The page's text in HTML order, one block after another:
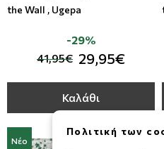
the Wall , Ugepa
41,95€ 29,95€
-29%
Καλάθι
Νέο
Πολιτική των